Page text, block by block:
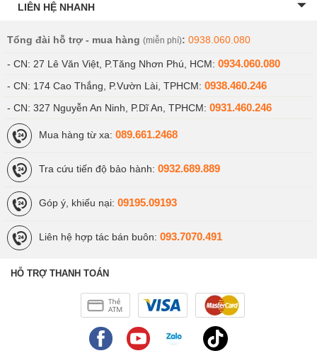
LIÊN HỆ NHANH
Tổng đài hỗ trợ - mua hàng (miễn phí): 0938.060.080
- CN: 27 Lê Văn Việt, P.Tăng Nhơn Phú, HCM: 0934.060.080
- CN: 174 Cao Thắng, P.Vườn Lài, TPHCM: 0938.460.246
- CN: 327 Nguyễn An Ninh, P.Dĩ An, TPHCM: 0931.460.246
Mua hàng từ xa: 089.661.2468
Tra cứu tiến độ bảo hành: 0932.689.889
Góp ý, khiếu nại: 09195.09193
Liên hệ hợp tác bán buôn: 093.7070.491
HỖ TRỢ THANH TOÁN